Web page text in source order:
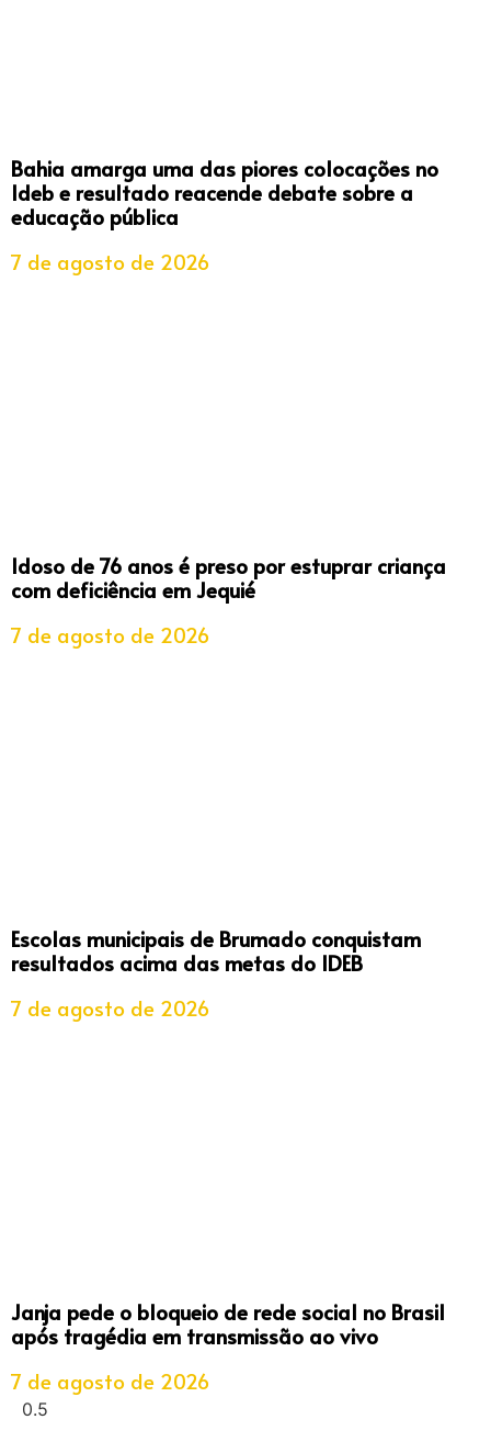
Bahia amarga uma das piores colocações no
Ideb e resultado reacende debate sobre a
educação pública
7 de agosto de 2026
Idoso de 76 anos é preso por estuprar criança
com deficiência em Jequié
7 de agosto de 2026
Escolas municipais de Brumado conquistam
resultados acima das metas do IDEB
7 de agosto de 2026
Janja pede o bloqueio de rede social no Brasil
após tragédia em transmissão ao vivo
7 de agosto de 2026